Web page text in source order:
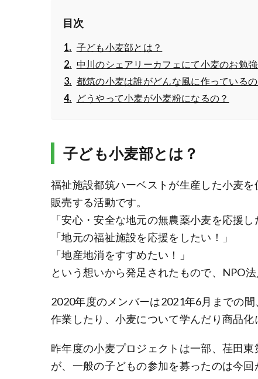
目次
子ども小麦部とは？
中川のシェアリーカフェにて小麦のお勉
都筑の小麦は誰がどんな風に作っている
どうやって小麦が小麦粉になるの？
子ども小麦部とは？
福祉施設都筑ハーベストが生産した小麦
販売する活動です。
「安心・安全な地元の無農薬小麦を応援し
「地元の福祉施設を応援をしたい！」
「地産地消をすすめたい！」
という想いから発足されたもので、NPO
2020年度のメンバーは2021年6月までの
作業したり、小麦について学んだり商品化
昨年度の小麦プロジェクトは一部、荏田
が、一般の子どもの参加を募ったのは今回